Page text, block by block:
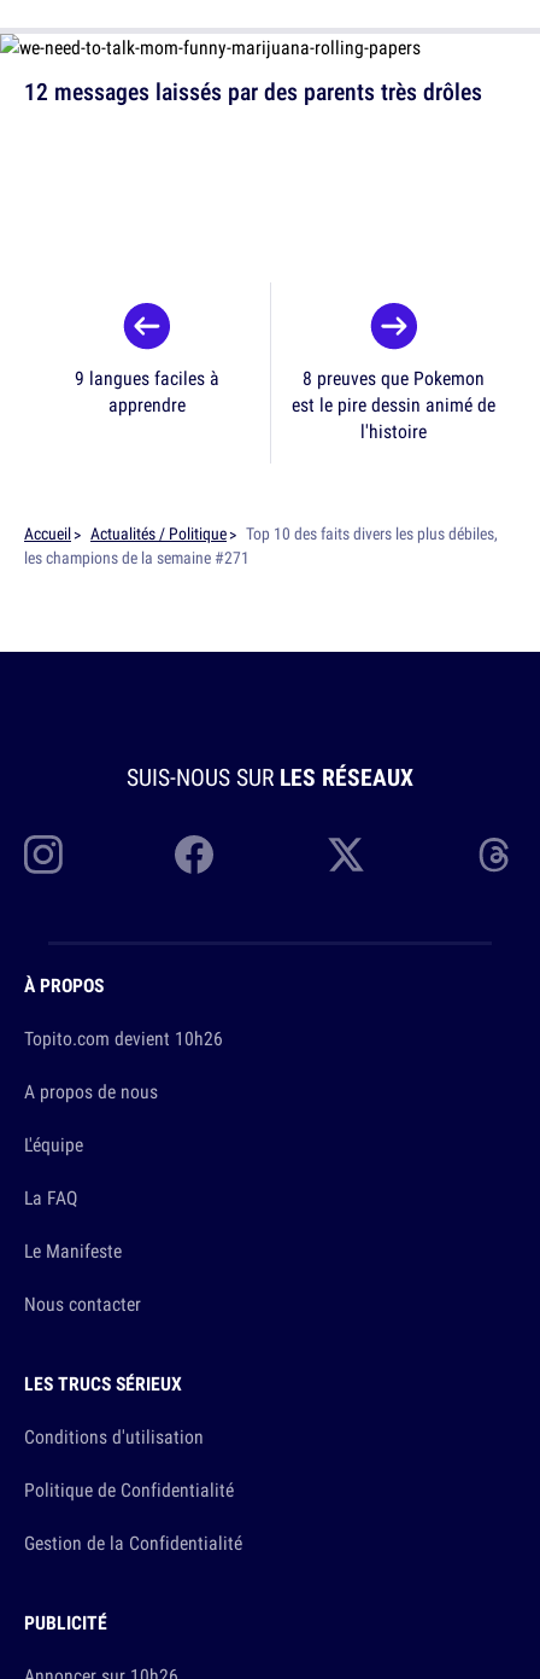
12 messages laissés par des parents très drôles
9 langues faciles à
apprendre
8 preuves que Pokemon
est le pire dessin animé de
l'histoire
Accueil Actualités / Politique
Top 10 des faits divers les plus débiles,
les champions de la semaine #271
SUIS-NOUS SUR LES RÉSEAUX
À PROPOS
Topito.com devient 10h26
A propos de nous
L'équipe
La FAQ
Le Manifeste
Nous contacter
LES TRUCS SÉRIEUX
Conditions d'utilisation
Politique de Confidentialité
Gestion de la Confidentialité
PUBLICITÉ